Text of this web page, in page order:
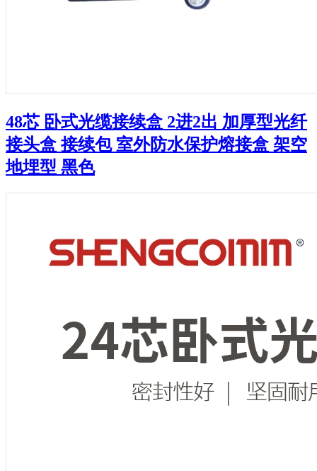
48芯 卧式光缆接续盒 2进2出 加厚型光纤
接头盒 接续包 室外防水保护熔接盒 架空
地埋型 黑色